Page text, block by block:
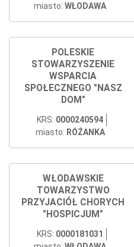
miasto: WŁODAWA
POLESKIE
STOWARZYSZENIE
WSPARCIA
SPOŁECZNEGO "NASZ
DOM"
KRS: 0000240594
miasto: RÓŻANKA
WŁODAWSKIE
TOWARZYSTWO
PRZYJACIÓŁ CHORYCH
"HOSPICJUM"
KRS: 0000181031